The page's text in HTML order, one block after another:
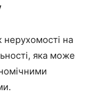
нерухомості на
яка може